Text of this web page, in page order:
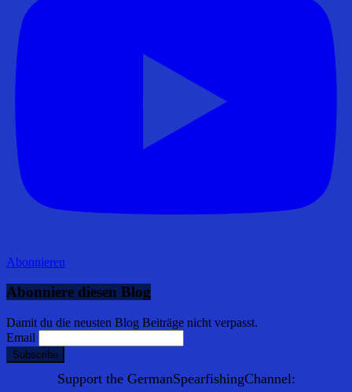
Abonnieren
Abonniere diesen Blog
Damit du die neusten Blog Beiträge nicht verpasst.
Email
Support the GermanSpearfishingChannel: